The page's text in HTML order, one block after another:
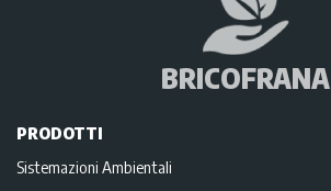
BRICOFRANA
PRODOTTI
Sistemazioni Ambientali